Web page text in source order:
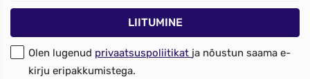
Olen lugenud privaatsuspoliitikat ja nõustun saama e-
kirju eripakkumistega.